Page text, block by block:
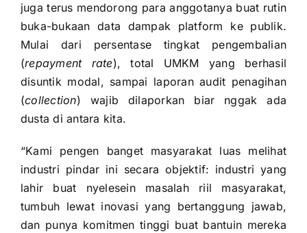
juga terus mendorong para anggotanya buat rutin
buka-bukaan data dampak platform ke publik.
Mulai dari persentase tingkat pengembalian
(repayment rate), total UMKM yang berhasil
disuntik modal, sampai laporan audit penagihan
(collection) wajib dilaporkan biar nggak ada
dusta di antara kita.
“Kami pengen banget masyarakat luas melihat
industri pindar ini secara objektif: industri yang
lahir buat nyelesein masalah riil masyarakat,
tumbuh lewat inovasi yang bertanggung jawab,
dan punya komitmen tinggi buat bantuin mereka